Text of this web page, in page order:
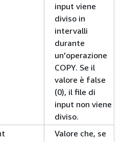
input viene
diviso in
intervalli
durante
un'operazione
COPY. Se il
valore è false
(0), il file di
input non viene
diviso.
Valore che, se